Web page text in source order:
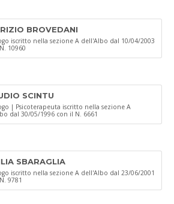
BROVEDANI
iscritto nella sezione A dell'Albo dal 10/04/2003
10960
SCINTU
| Psicoterapeuta iscritto nella sezione A
dal 30/05/1996 con il N. 6661
SBARAGLIA
iscritto nella sezione A dell'Albo dal 23/06/2001
9781